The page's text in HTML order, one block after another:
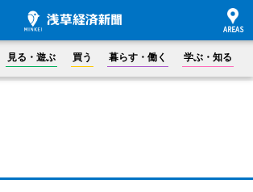
見る・遊ぶ 買う 暮らす・働く 学ぶ・知る